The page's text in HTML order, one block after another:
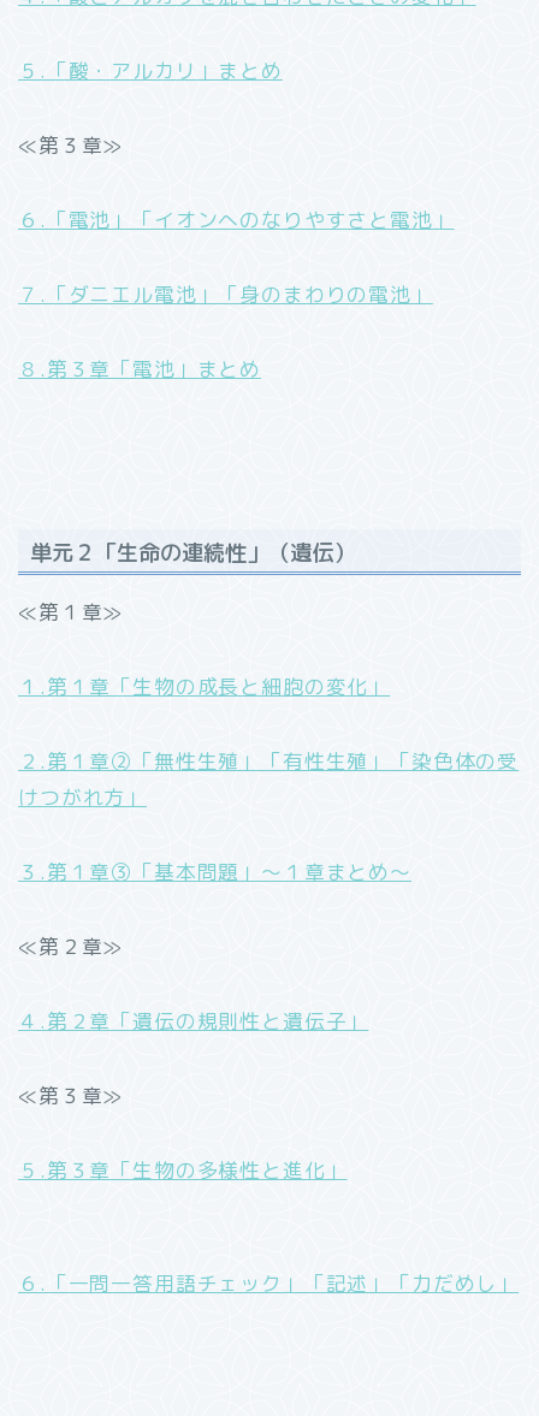
５.「酸・アルカリ」まとめ
≪第３章≫
６.「電池」「イオンへのなりやすさと電池」
７.「ダニエル電池」「身のまわりの電池」
８.第３章「電池」まとめ
単元２「生命の連続性」（遺伝）
≪第１章≫
１.第１章「生物の成長と細胞の変化」
２.第１章②「無性生殖」「有性生殖」「染色体の受
けつがれ方」
３.第１章③「基本問題」～１章まとめ～
≪第２章≫
４.第２章「遺伝の規則性と遺伝子」
≪第３章≫
５.第３章「生物の多様性と進化」
６.「一問一答用語チェック」「記述」「力だめし」